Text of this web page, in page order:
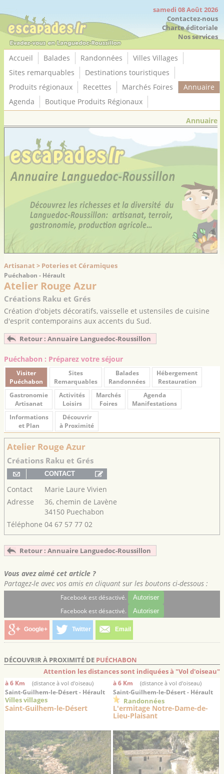
samedi 08 Août 2026
Contactez-nous
Charte éditoriale
Nos services
Accueil Balades Randonnées
Villes Villages
Sites remarquables
Destinations touristiques
Produits régionaux
Recettes Marchés Foires
Annuaire
Agenda
Boutique Produits Régionaux
Annuaire
Artisanat > Poteries et Céramiques
Puéchabon - Hérault
Atelier Rouge Azur
Créations Raku et Grés
Création d'objets décoratifs, vaisselle et ustensiles de cuisine
d'esprit contemporains aux accents du Sud.
Retour : Annuaire Languedoc-Roussillon
Puéchabon : Préparez votre séjour
Visiter
Puéchabon
Sites
Remarquables
Balades
Randonnées
Hébergement
Restauration
Gastronomie
Artisanat
Activités
Loisirs
Marchés
Foires
Agenda
Manifestations
Informations
et Plan
Découvrir
à Proximité
Atelier Rouge Azur
Créations Raku et Grés
Contact
Marie Laure Vivien
Adresse
36, chemin de Lavène
34150 Puechabon
Téléphone 04 67 57 77 02
Retour : Annuaire Languedoc-Roussillon
Vous avez aimé cet article ?
Partagez-le avec vos amis en cliquant sur les boutons ci-dessous :
Facebook est désactivé. Autoriser
Facebook est désactivé. Autoriser
Google+ Twitter Email
DÉCOUVRIR À PROXIMITÉ DE PUÉCHABON
Attention les distances sont indiquées à "Vol d'oiseau"
à 6 Km (distance à vol d'oiseau)
Saint-Guilhem-le-Désert - Hérault
Villes villages
Saint-Guilhem-le-Désert
à 6 Km (distance à vol d'oiseau)
Saint-Guilhem-le-Désert - Hérault
Randonnées
L'ermitage Notre-Dame-de-
Lieu-Plaisant